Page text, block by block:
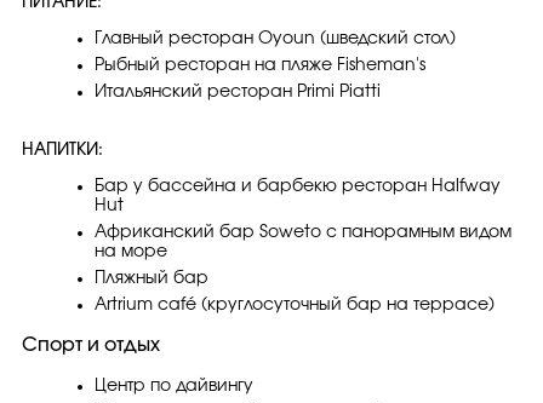
Главный ресторан Oyoun (шведский стол)
Рыбный ресторан на пляже Fisheman's
Итальянский ресторан Primi Piatti
НАПИТКИ:
Бар у бассейна и барбекю ресторан Halfway
Hut
Африканский бар Soweto с панорамным видом
на море
Пляжный бар
Artrium café (круглосуточный бар на террасе)
Спорт и отдых
Центр по дайвингу